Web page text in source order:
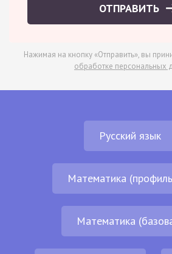
ОТПРАВИТЬ
Нажимая на кнопку «Отправить», вы
обработке персональных
Русский язык
Математика
Математика